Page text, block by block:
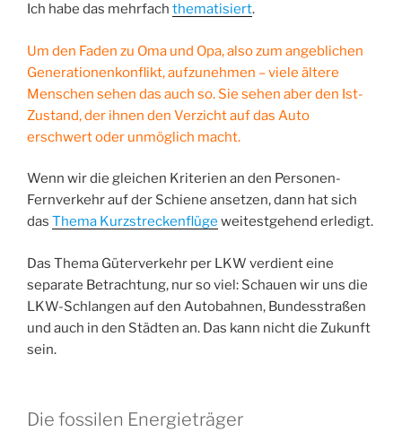
Ich habe das mehrfach thematisiert.
Um den Faden zu Oma und Opa, also zum angeblichen
Generationenkonflikt, aufzunehmen – viele ältere
Menschen sehen das auch so. Sie sehen aber den Ist-
Zustand, der ihnen den Verzicht auf das Auto
erschwert oder unmöglich macht.
Wenn wir die gleichen Kriterien an den Personen-
Fernverkehr auf der Schiene ansetzen, dann hat sich
das Thema Kurzstreckenflüge weitestgehend erledigt.
Das Thema Güterverkehr per LKW verdient eine
separate Betrachtung, nur so viel: Schauen wir uns die
LKW-Schlangen auf den Autobahnen, Bundesstraßen
und auch in den Städten an. Das kann nicht die Zukunft
sein.
Die fossilen Energieträger